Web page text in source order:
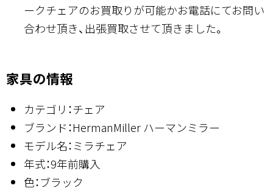
ークチェアのお買取りが可能かお電話にてお問い
合わせ頂き、出張買取させて頂きました。
家具の情報
カテゴリ：チェア
ブランド：HermanMiller ハーマンミラー
モデル名：ミラチェア
年式：9年前購入
色：ブラック